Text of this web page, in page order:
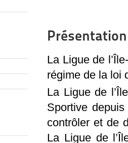
La Ligue de
régime de la loi
La Ligue de
Sportive
contrôler et de
La Ligue de